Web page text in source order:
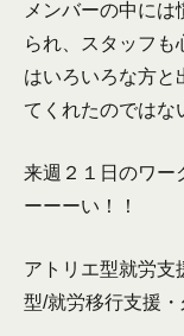
メンバーの中には
られ、スタッフも
はいろいろな方と
てくれたのではな
来週２１日のワー
ーーーい！！
アトリエ型就労支
型/就労移行支援